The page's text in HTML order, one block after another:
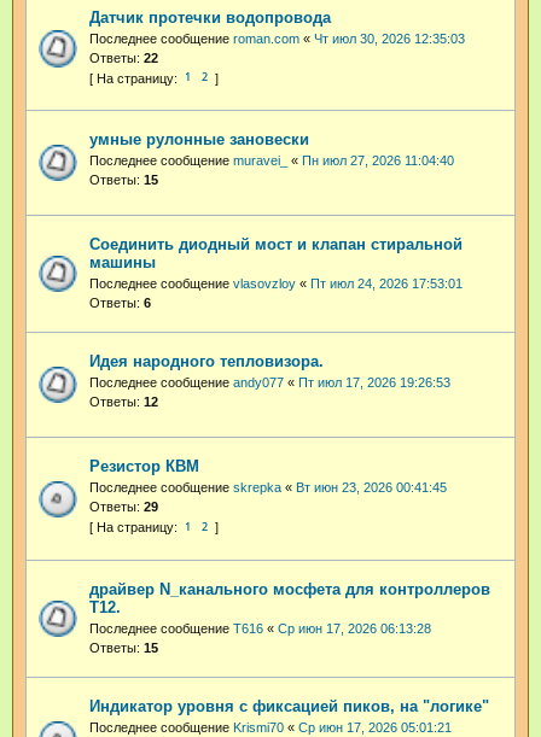
Датчик протечки водопровода
Последнее сообщение roman.com « Чт июл 30, 2026 12:35:03
Ответы: 22
1 2
умные рулонные зановески
Последнее сообщение muravei_ « Пн июл 27, 2026 11:04:40
Ответы: 15
Соединить диодный мост и клапан стиральной
машины
Последнее сообщение vlasovzloy « Пт июл 24, 2026 17:53:01
Ответы: 6
Идея народного тепловизора.
Последнее сообщение andy077 « Пт июл 17, 2026 19:26:53
Ответы: 12
Резистор КВМ
Последнее сообщение skrepka « Вт июн 23, 2026 00:41:45
Ответы: 29
1 2
драйвер N_канального мосфета для контроллеров
Т12.
Последнее сообщение T616 « Ср июн 17, 2026 06:13:28
Ответы: 15
Индикатор уровня с фиксацией пиков, на "логике"
Последнее сообщение Krismi70 « Ср июн 17, 2026 05:01:21